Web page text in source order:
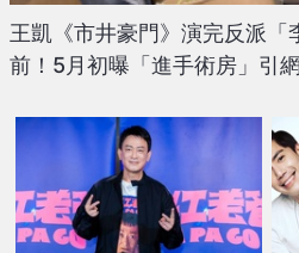
王凱《市井豪門》演完反派「
前！5月初曝「進手術房」引